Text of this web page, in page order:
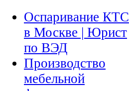
Оспаривание КТС
в Москве | Юрист
по ВЭД
Производство
мебельной